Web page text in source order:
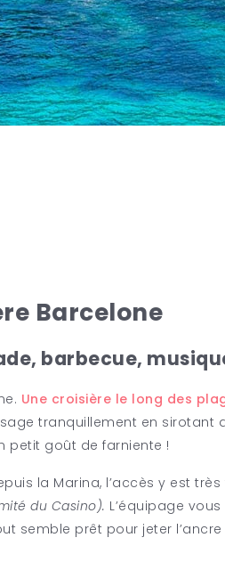
Barcelone
barbecue,
Une croisière le long des
tranquillement en
petit goût de farniente !
la Marina, l’accès y est
du Casino). L’équipage
semble prêt pour jeter